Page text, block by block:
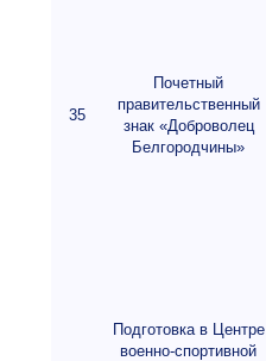
35
Почетный
правительственный
знак «Доброволец
Белгородчины»
Подготовка в Центре
военно-спортивной